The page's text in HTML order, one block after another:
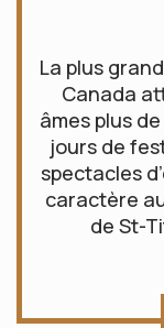
La plus
Canada
âmes plus
jours de
spectacles
caractère
de St-